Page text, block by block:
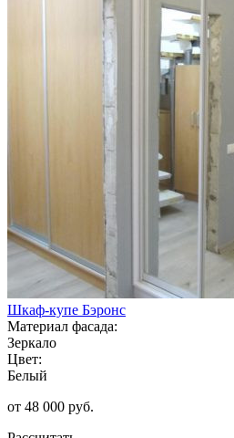
Шкаф-купе Бэронс
Материал фасада:
Зеркало
Цвет:
Белый
от 48 000 руб.